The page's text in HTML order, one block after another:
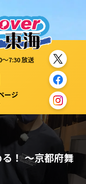
7:30 放送
ージ
！ ～京都府舞